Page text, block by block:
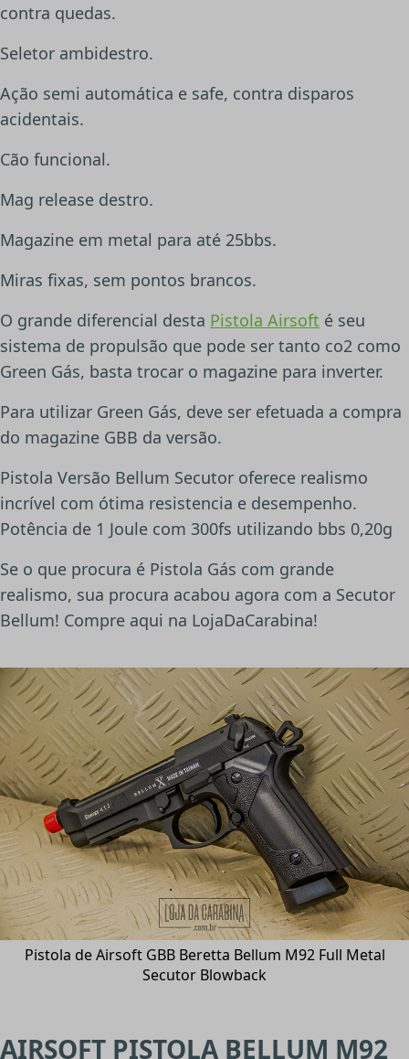
contra quedas.
Seletor ambidestro.
Ação semi automática e safe, contra disparos
acidentais.
Cão funcional.
Mag release destro.
Magazine em metal para até 25bbs.
Miras fixas, sem pontos brancos.
O grande diferencial desta Pistola Airsoft é seu
sistema de propulsão que pode ser tanto co2 como
Green Gás, basta trocar o magazine para inverter.
Para utilizar Green Gás, deve ser efetuada a compra
do magazine GBB da versão.
Pistola Versão Bellum Secutor oferece realismo
incrível com ótima resistencia e desempenho.
Potência de 1 Joule com 300fs utilizando bbs 0,20g
Se o que procura é Pistola Gás com grande
realismo, sua procura acabou agora com a Secutor
Bellum! Compre aqui na LojaDaCarabina!
Pistola de Airsoft GBB Beretta Bellum M92 Full Metal
Secutor Blowback
AIRSOFT PISTOLA BELLUM M92